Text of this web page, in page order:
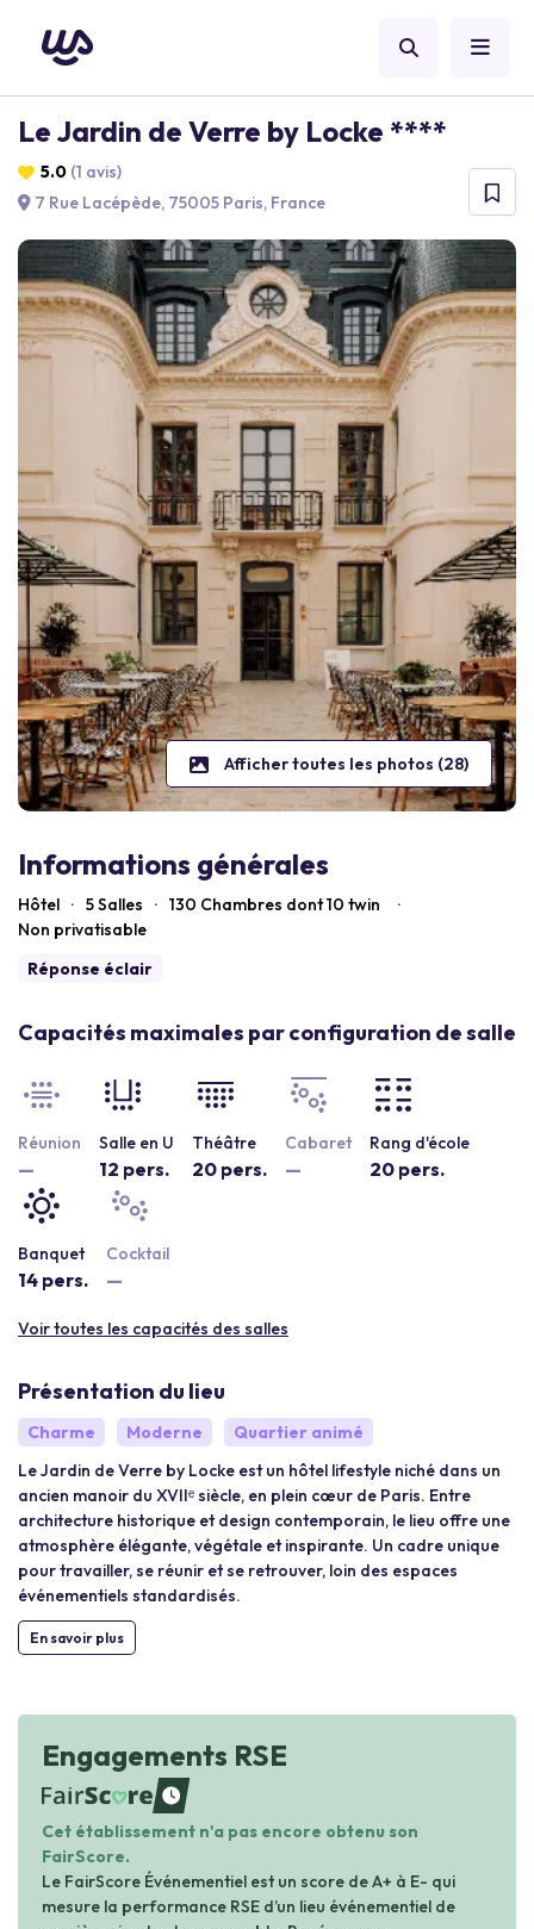
Le Jardin de Verre by Locke ****
5.0 (1 avis)
7 Rue Lacépède, 75005 Paris, France
Afficher toutes les photos (28)
Informations générales
Hôtel · 5 Salles · 130 Chambres dont 10 twin
·
Non privatisable
Réponse éclair
Capacités maximales par configuration de salle
Réunion
—
Salle en U
12 pers.
Théâtre
20 pers.
Cabaret
—
Rang d'école
20 pers.
Banquet
14 pers.
Cocktail
—
Voir toutes les capacités des salles
Présentation du lieu
Charme Moderne
Quartier animé
Le Jardin de Verre by Locke est un hôtel lifestyle niché dans un
ancien manoir du XVIIᵉ siècle, en plein cœur de Paris. Entre
architecture historique et design contemporain, le lieu offre une
atmosphère élégante, végétale et inspirante. Un cadre unique
pour travailler, se réunir et se retrouver, loin des espaces
événementiels standardisés.
En savoir plus
Engagements RSE
waiting
Cet établissement n'a pas encore obtenu son
FairScore.
Le FairScore Événementiel est un score de A+ à E- qui
mesure la performance RSE d’un lieu événementiel de